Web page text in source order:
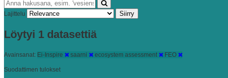
Lajittelu Siirry
Löytyi 1 datasettiä
Avainsanat: Ei-Inspire saarni ecosystem assessment FEO
Suodattimen tulokset